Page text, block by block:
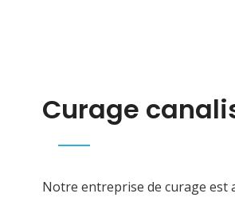
Curage
Notre entreprise de curage est